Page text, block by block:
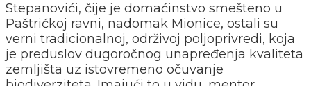
Stepanovići, čije je domaćinstvo smešteno u
Paštrićkoj ravni, nadomak Mionice, ostali su
verni tradicionalnoj, održivoj poljoprivredi, koja
je preduslov dugoročnog unapređenja kvaliteta
zemljišta uz istovremeno očuvanje